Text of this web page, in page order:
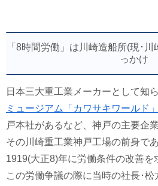
「8時間労働」は川崎造船所(現･
っかけ
日本三大重工業メーカーとして知
ミュージアム「カワサキワールド」
戸本社があるなど、神戸の主要企
その川崎重工業神戸工場の前身で
1919(大正8)年に労働条件の改善を
この労働争議の際に当時の社長･